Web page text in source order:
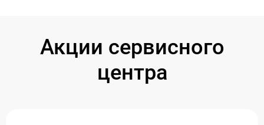
Акции сервисного
центра